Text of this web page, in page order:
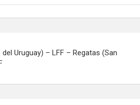
Uruguay) – LFF – Regatas (San